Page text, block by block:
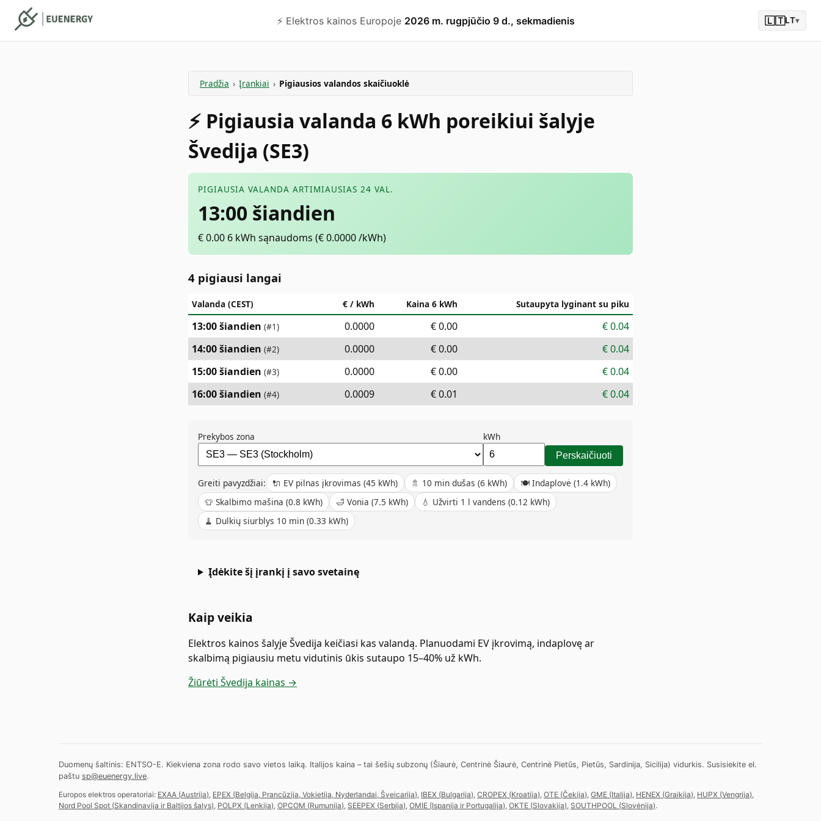
⚡️ Elektros kainos Europoje 2026 m. rugpjūčio 9 d., sekmadienis 🇱🇹LT▾
Pradžia › Įrankiai › Pigiausios valandos skaičiuoklė
⚡️ Pigiausia valanda 6 kWh poreikiui šalyje
Švedija (SE3)
PIGIAUSIA VALANDA ARTIMIAUSIAS 24 VAL.
13:00 šiandien
€0.00 6 kWh sąnaudoms (€0.0000/kWh)
4 pigiausi langai
Valanda (CEST) € / kWh Kaina 6 kWh Sutaupyta lyginant su piku
13:00 šiandien (#1) 0.0000 €0.00 €0.04
14:00 šiandien (#2) 0.0000 €0.00 €0.04
15:00 šiandien (#3) 0.0000 €0.00 €0.04
16:00 šiandien (#4) 0.0009 €0.01 €0.04
Prekybos zona kWh
Perskaičiuoti
Greiti pavyzdžiai: 🔌 EV pilnas įkrovimas (45 kWh) 🚿 10 min dušas (6 kWh) 🍽️ Indaplovė (1.4 kWh)
👕 Skalbimo mašina (0.8 kWh) 🛁 Vonia (7.5 kWh) 💧 Užvirti 1 l vandens (0.12 kWh)
🧹 Dulkių siurblys 10 min (0.33 kWh)
Įdėkite šį įrankį į savo svetainę
Kaip veikia
Elektros kainos šalyje Švedija keičiasi kas valandą. Planuodami EV įkrovimą, indaplovę ar
skalbimą pigiausiu metu vidutinis ūkis sutaupo 15–40% už kWh.
Žiūrėti Švedija kainas →
Duomenų šaltinis: ENTSO-E. Kiekviena zona rodo savo vietos laiką. Italijos kaina – tai šešių subzonų (Šiaurė, Centrinė Šiaurė, Centrinė Pietūs, Pietūs, Sardinija, Sicilija) vidurkis. Susisiekite el.
paštu sp@euenergy.live.
Europos elektros operatoriai: EXAA (Austrija), EPEX (Belgija, Prancūzija, Vokietija, Nyderlandai, Šveicarija), IBEX (Bulgarija), CROPEX (Kroatija), OTE (Čekija), GME (Italija), HENEX (Graikija), HUPX (Vengrija),
Nord Pool Spot (Skandinavija ir Baltijos šalys), POLPX (Lenkija), OPCOM (Rumunija), SEEPEX (Serbija), OMIE (Ispanija ir Portugalija), OKTE (Slovakija), SOUTHPOOL (Slovėnija).